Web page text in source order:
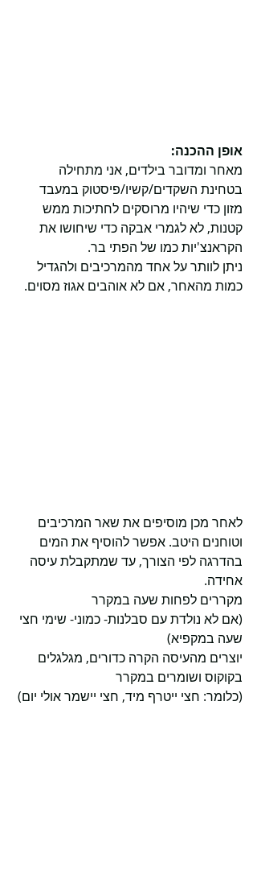
אופן ההכנה:
מאחר ומדובר בילדים, אני מתחילה
בטחינת השקדים/קשיו/פיסטוק במעבד
מזון כדי שיהיו מרוסקים לחתיכות ממש
קטנות, לא לגמרי אבקה כדי שיחושו את
הקראנצ'יות כמו של הפתי בר.
ניתן לוותר על אחד מהמרכיבים ולהגדיל
כמות מהאחר, אם לא אוהבים אגוז מסוים.
לאחר מכן מוסיפים את שאר המרכיבים
וטוחנים היטב. אפשר להוסיף את המים
בהדרגה לפי הצורך, עד שמתקבלת עיסה
אחידה.
מקררים לפחות שעה במקרר
(אם לא נולדת עם סבלנות- כמוני- שימי חצי
שעה במקפיא)
יוצרים מהעיסה הקרה כדורים, מגלגלים
בקוקוס ושומרים במקרר
(כלומר: חצי ייטרף מיד, חצי יישמר אולי יום)